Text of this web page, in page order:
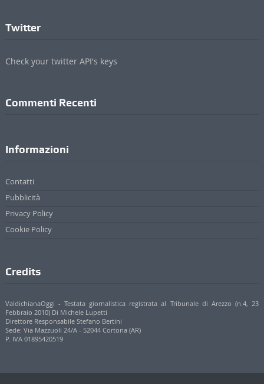
Twitter
Check your twitter API's keys
Commenti Recenti
Informazioni
Contatti
Pubblicità
Privacy Policy
Cookie Policy
Credits
ValdichianaOggi - Testata giornalistica registrata al Tribunale di Arezzo (n.4, 23
Febbraio 2010) Di Michele Lupetti
Direttore Responsabile Stefano Bertini
Sede: Via Mazzuoli 24/A - 52044 Cortona (AR)
P. IVA 01895420519